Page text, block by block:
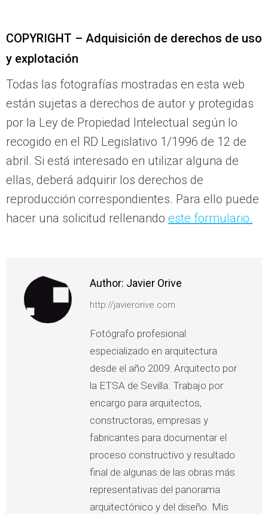
COPYRIGHT – Adquisición de derechos de uso
y explotación
Todas las fotografías mostradas en esta web
están sujetas a derechos de autor y protegidas
por la Ley de Propiedad Intelectual según lo
recogido en el RD Legislativo 1/1996 de 12 de
abril. Si está interesado en utilizar alguna de
ellas, deberá adquirir los derechos de
reproducción correspondientes. Para ello puede
hacer una solicitud rellenando este formulario.
Author: Javier Orive
http://javierorive.com
Fotógrafo profesional
especializado en arquitectura
desde el año 2009. Arquitecto por
la ETSA de Sevilla. Trabajo por
encargo para arquitectos,
constructoras, empresas y
fabricantes para documentar el
proceso constructivo y resultado
final de algunas de las obras más
representativas del panorama
arquitectónico y del diseño. Mis